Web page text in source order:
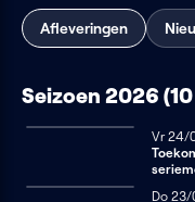
Afleveringen
Seizoen 2026
Vr 24/
Do 23/